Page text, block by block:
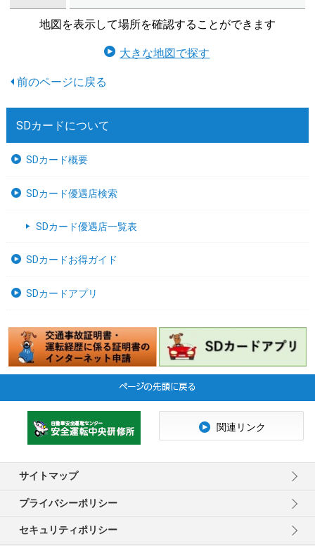
地図を表示して場所を確認することができます
大きな地図で探す
SDカードについて
SDカード概要
SDカード優遇店検索
SDカード優遇店一覧表
SDカードお得ガイド
SDカードアプリ
サイトマップ
プライバシーポリシー
セキュリティポリシー
関連リンク